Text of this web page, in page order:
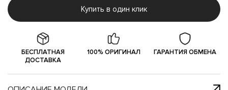
Купить в один клик
БЕСПЛАТНАЯ
ДОСТАВКА
100% ОРИГИНАЛ ГАРАНТИЯ ОБМЕНА